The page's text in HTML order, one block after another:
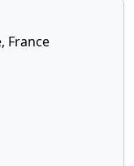
France